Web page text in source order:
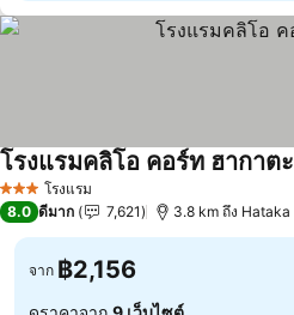
3 ดาว โรงแรม
โรงแรมคลิโอ คอร์ท ฮากาตะ
8.0 ดีมาก 7,621 3.8 km ถึง Hataka
จาก ฿2,156